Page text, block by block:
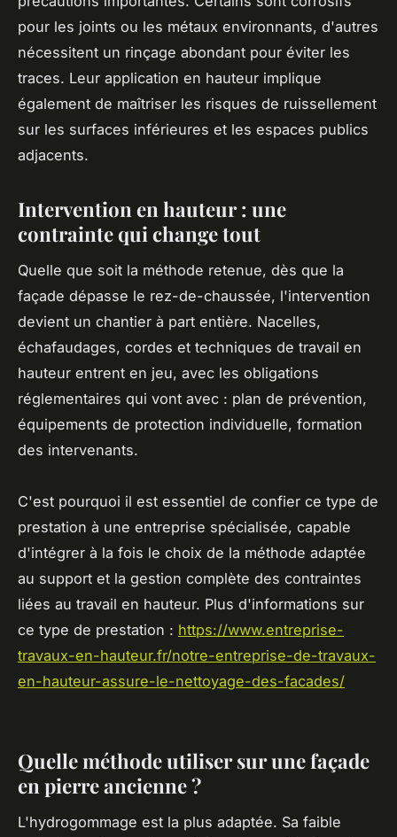
pour les joints ou les métaux environnants, d'autres
nécessitent un rinçage abondant pour éviter les
traces. Leur application en hauteur implique
également de maîtriser les risques de ruissellement
sur les surfaces inférieures et les espaces publics
adjacents.
Intervention en hauteur : une
contrainte qui change tout
Quelle que soit la méthode retenue, dès que la
façade dépasse le rez-de-chaussée, l'intervention
devient un chantier à part entière. Nacelles,
échafaudages, cordes et techniques de travail en
hauteur entrent en jeu, avec les obligations
réglementaires qui vont avec : plan de prévention,
équipements de protection individuelle, formation
des intervenants.
C'est pourquoi il est essentiel de confier ce type de
prestation à une entreprise spécialisée, capable
d'intégrer à la fois le choix de la méthode adaptée
au support et la gestion complète des contraintes
liées au travail en hauteur. Plus d'informations sur
ce type de prestation : https://www.entreprise-
travaux-en-hauteur.fr/notre-entreprise-de-travaux-
en-hauteur-assure-le-nettoyage-des-facades/
Quelle méthode utiliser sur une façade
en pierre ancienne ?
L'hydrogommage est la plus adaptée. Sa faible